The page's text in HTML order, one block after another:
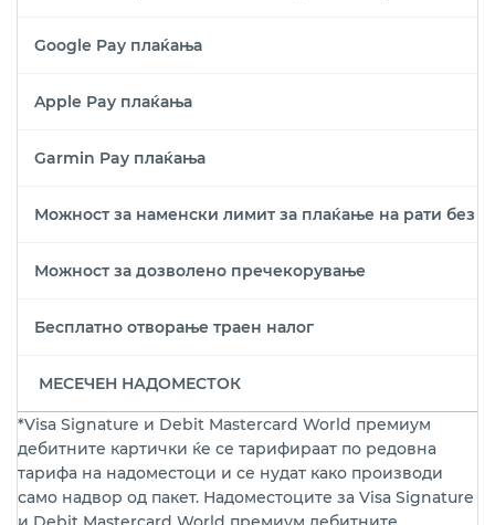
Google Pay плаќања
Apple Pay плаќања
Garmin Pay плаќања
Можност за наменски лимит за плаќање на рати без
Можност за дозволено пречекорување
Бесплатно отворање траен налог
МЕСЕЧЕН НАДОМЕСТОК
*Visa Signature и Debit Mastercard World премиум
дебитните картички ќе се тарифираат по редовна
тарифа на надоместоци и се нудат како производи
само надвор од пакет. Надоместоците за Visa Signature